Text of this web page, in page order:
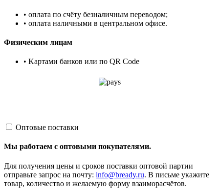
• оплата по счёту безналичным переводом;
• оплата наличными в центральном офисе.
Физическим лицам
• Kартами банков или по QR Code
Оптовые поставки
Мы работаем с оптовыми покупателями.
Для получения цены и сроков поставки оптовой партии
отправьте запрос на почту: info@bready.ru. В письме укажите
товар, количество и желаемую форму взаиморасчётов.